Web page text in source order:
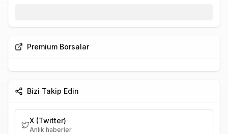
Premium Borsalar
Bizi Takip Edin
X (Twitter)
Anlık haberler